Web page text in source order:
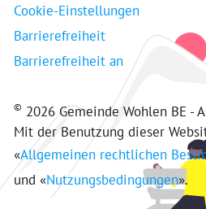
Cookie-Einstellungen
Barrierefreiheit
Barrierefreiheit an
© 2026 Gemeinde Wohlen BE -
Mit der Benutzung dieser
«Allgemeinen rechtlichen
und «Nutzungsbedingungen».